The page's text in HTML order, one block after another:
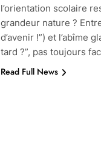
l’orientation scolaire
grandeur nature ?
d’avenir !”) et l’abîme
tard ?”, pas toujours
Read Full News